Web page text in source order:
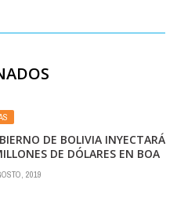
DE BOLIVIA INYECTARÁ
DE DÓLARES EN BOA
SU FLOTA
2019